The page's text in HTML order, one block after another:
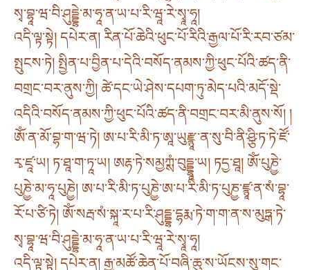
སྭ་བྷཱ་ཝ་བི་ཤུདྡྷེ་མ་ཧཱ་ན་ཡ་པ་རི་ཝཱ་རེ་སྭཱ་ཧཱ།
འདི་ལྟ་སྟེ། དཔེར་ན། རིན་པོ་ཆེའི་ཕུང་པོ་རིའི་རྒྱལ་པོ་རི་རབ་ཙམ་
སྤུངས་ཏེ། སྤྱིན་པ་བྱིན་པ་དེའི་བསོད་ནམས་ཀྱི་ཕུང་པོའི་ཚད་ནི་
བགྲང་བར་ནུས་ཀྱི། ཚེ་དང་ཡེ་ཤེས་དཔག་ཏུ་མེད་པའི་མདོ་སྡེ་
འདིའི་བསོད་ནམས་ཀྱི་ཕུང་པོའི་ཚད་ནི་བགྲང་བར་མི་ནུས་སོ། །
ཨོཾ་ན་མོ་བྷ་ག་ཝ་ཏེ། ཨ་པ་རི་མི་ཏ་ཨཱ་ཡུརྫྙཱ་ན་སུ་བི་ནི་ཤྩི་ཏ་ཏེ་ཛོ་
རྭ་ཛཱ་ཡ། ཏ་ཐཱ་ག་ཏཱ་ཡ། ཨརྷ་ཏེ་སམྱཀྶཾ་བུདྡྷཱ་ཡ། ཏདྱ་ཐཱ། ཨོཾ་པུཎྱེ་
པུཎྱེ་མ་ཧཱ་པུཎྱེ། ཨ་པ་རི་མི་ཏ་པུཎྱེ་ཨ་པ་རི་མི་ཏ་པུཎྱ་ཛྙཱ་ན་སཾ་བྷཱ་
རོ་པ་ཙི་ཏེ། ཨོཾ་སརྦ་སཾ་སྐཱ་ར་པ་རི་ཤུདྡྷ་དྷརྨ་ཏེ་ག་ག་ན་ས་མུཏྒ་ཏེ་
སྭ་བྷཱ་ཝ་བི་ཤུདྡྷེ་མ་ཧཱ་ན་ཡ་པ་རི་ཝཱ་རེ་སྭཱ་ཧཱ།
འདི་ལྟ་སྟེ། དཔེར་ན། རྒྱ་མཚོ་ཆེན་པོ་བཞི་ཆུ་ས་ཡོངས་སུ་གང་